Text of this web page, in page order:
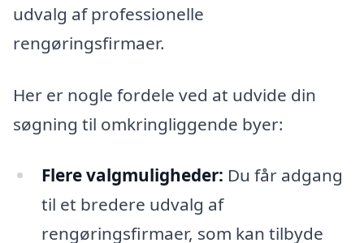
udvalg af professionelle
rengøringsfirmaer.
Her er nogle fordele ved at udvide din
søgning til omkringliggende byer:
Flere valgmuligheder: Du får adgang
til et bredere udvalg af
rengøringsfirmaer, som kan tilbyde